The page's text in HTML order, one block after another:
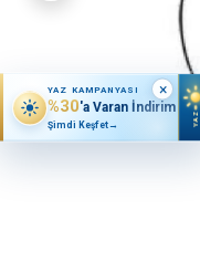
YAZ KAMPANYASI
%30'a Varan İndirim
Şimdi Keşfet→ YAZ
×